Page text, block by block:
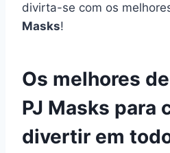
divirta-se com os
Masks!
Os melhores
PJ Masks para
divertir em